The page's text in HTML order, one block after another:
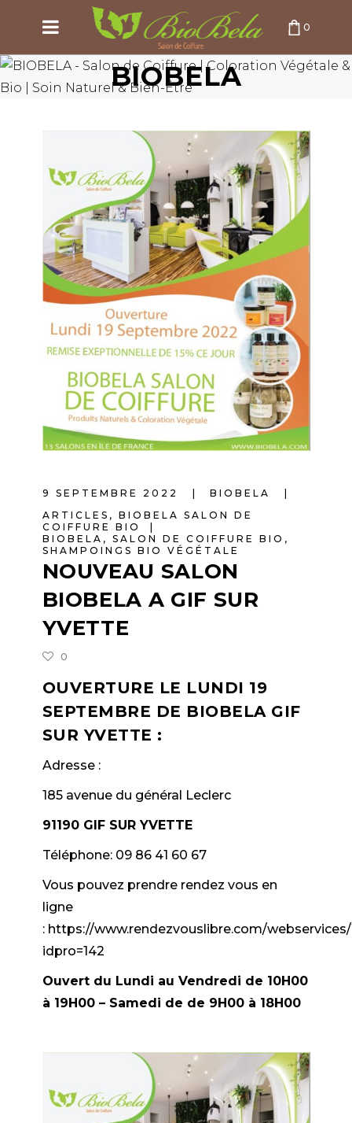
0
PANIER VIDE
BIOBELA
9 SEPTEMBRE 2022
BIOBELA
ARTICLES , BIOBELA SALON DE
COIFFURE BIO
BIOBELA , SALON DE COIFFURE BIO ,
SHAMPOINGS BIO VÉGÉTALE
NOUVEAU SALON
BIOBELA A GIF SUR
YVETTE
0
OUVERTURE LE LUNDI 19
SEPTEMBRE DE BIOBELA GIF
SUR YVETTE :
Adresse :
185 avenue du général Leclerc
91190 GIF SUR YVETTE
Téléphone: 09 86 41 60 67
Vous pouvez prendre rendez vous en
ligne
: https://www.rendezvouslibre.com/
idpro=142
Ouvert du Lundi au Vendredi de 10H00
à 19H00 – Samedi de de 9H00 à 18H00